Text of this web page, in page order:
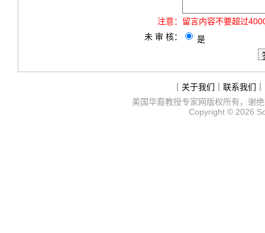
注意： 留言内容不要超过
未 审 核：
是
关于我们 联系我们
美国华裔教授专家网版权所有，谢
Copyright © 2026